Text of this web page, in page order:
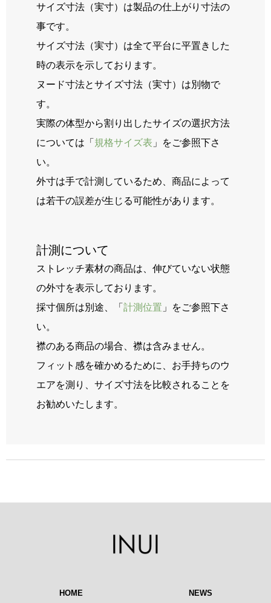
サイズ寸法（実寸）は製品の仕上がり寸法の
事です。
サイズ寸法（実寸）は全て平台に平置きした
時の表示を示しております。
ヌード寸法とサイズ寸法（実寸）は別物で
す。
実際の体型から割り出したサイズの選択方法
については「 規格サイズ表 」をご参照下さ
い。
外寸は手で計測しているため、商品によって
は若干の誤差が生じる可能性があります。
計測について
ストレッチ素材の商品は、伸びていない状態
の外寸を表示しております。
採寸個所は別途、「 計測位置 」をご参照下さ
い。
襟のある商品の場合、襟は含みません。
フィット感を確かめるために、お手持ちのウ
エアを測り、サイズ寸法を比較されることを
お勧めいたします。
HOME NEWS